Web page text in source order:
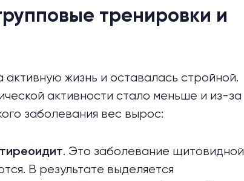
тренировки и
жизнь и оставалась стройной.
активности стало меньше и из-за
заболевания вес вырос:
. Это заболевание щитовидной
В результате выделяется